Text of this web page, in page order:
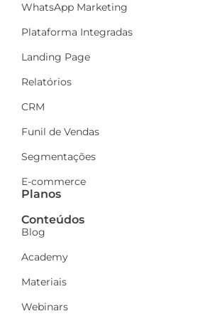
WhatsApp Marketing
Plataforma Integradas
Landing Page
Relatórios
CRM
Funil de Vendas
Segmentações
E-commerce
Planos
Conteúdos
Blog
Academy
Materiais
Webinars